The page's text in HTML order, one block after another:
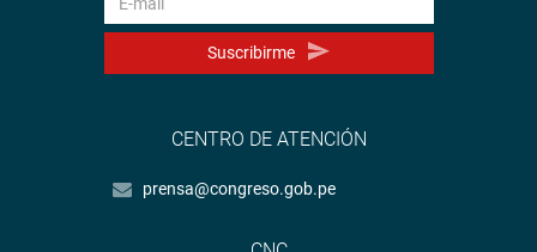
Suscribirme
CENTRO DE ATENCIÓN
prensa@congreso.gob.pe